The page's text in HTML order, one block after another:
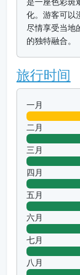
化。游客可以
尽情享受当地
的独特融合。
旅行时间
一月
二月
三月
四月
五月
六月
七月
八月